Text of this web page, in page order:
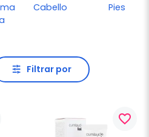
Cabello Pies
Filtrar por
favorite_border